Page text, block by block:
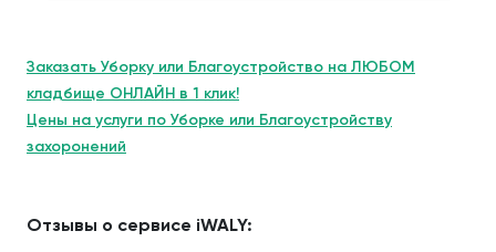
Заказать Уборку или Благоустройство на ЛЮБОМ
кладбище ОНЛАЙН в 1 клик!
Цены на услуги по Уборке или Благоустройству
захоронений
Отзывы о сервисе iWALY: